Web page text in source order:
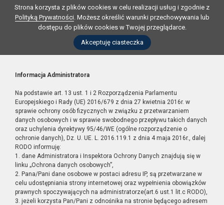
Strona korzysta z plików cookies w celu realizacji usług i zgodnie z
Polityką Prywatności. Możesz określić warunki przechowywania lub
dostępu do plików cookies w Twojej przeglądarce.
Akceptuję ciasteczka
Informacja Administratora
Na podstawie art. 13 ust. 1 i 2 Rozporządzenia Parlamentu
Europejskiego i Rady (UE) 2016/679 z dnia 27 kwietnia 2016r. w
sprawie ochrony osób fizycznych w związku z przetwarzaniem
danych osobowych i w sprawie swobodnego przepływu takich danych
oraz uchylenia dyrektywy 95/46/WE (ogólne rozporządzenie o
ochronie danych), Dz. U. UE. L. 2016.119.1 z dnia 4 maja 2016r., dalej
RODO informuję:
1. dane Administratora i Inspektora Ochrony Danych znajdują się w
linku „Ochrona danych osobowych”,
2. Pana/Pani dane osobowe w postaci adresu IP, są przetwarzane w
celu udostępniania strony internetowej oraz wypełnienia obowiązków
prawnych spoczywających na administratorze(art.6 ust.1 lit.c RODO),
3. jeżeli korzysta Pan/Pani z odnośnika na stronie będącego adresem